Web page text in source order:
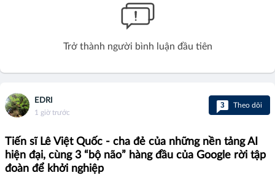
Trở thành người bình luận đầu tiên
EDRI
1 giờ trước
3 Theo dõi
Tiến sĩ Lê Việt Quốc - cha đẻ của những nền tảng AI
hiện đại, cùng 3 “bộ não” hàng đầu của Google rời tập
đoàn để khởi nghiệp